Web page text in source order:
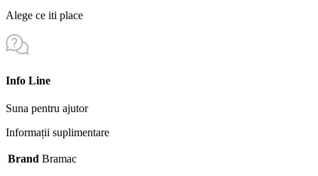
Alege ce iti place
Info Line
Suna pentru ajutor
Informații suplimentare
Brand Bramac